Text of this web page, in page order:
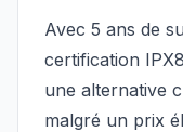
Avec 5 ans de
certification
une alternative
malgré un prix